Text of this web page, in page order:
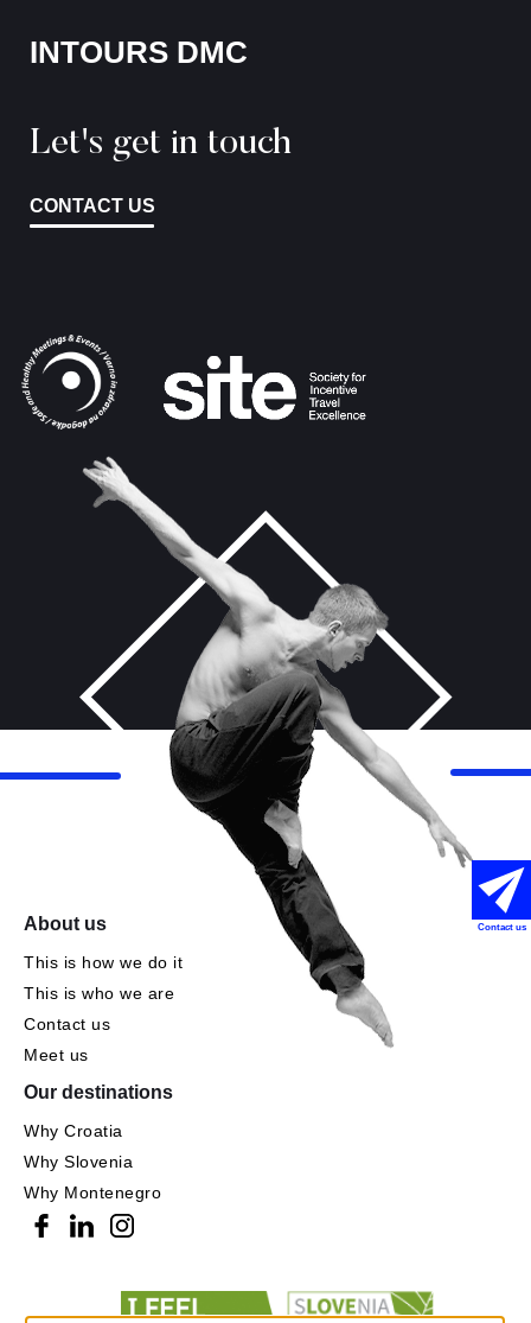
INTOURS DMC
Let's get in touch
CONTACT US
About us
This is how we do it
This is who we are
Contact us
Meet us
Our destinations
Why Croatia
Why Slovenia
Why Montenegro
Contact us